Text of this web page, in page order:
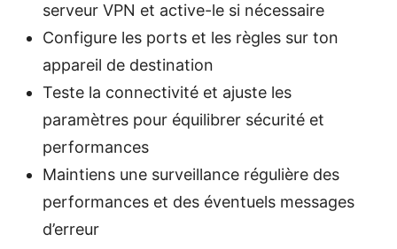
serveur VPN et active-le si nécessaire
Configure les ports et les règles sur ton
appareil de destination
Teste la connectivité et ajuste les
paramètres pour équilibrer sécurité et
performances
Maintiens une surveillance régulière des
performances et des éventuels messages
d’erreur